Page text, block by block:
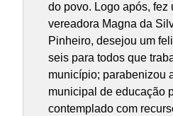
do povo. Logo após, fez
vereadora Magna da
Pinheiro, desejou um
seis para todos que
município; parabenizou
municipal de educação
contemplado com